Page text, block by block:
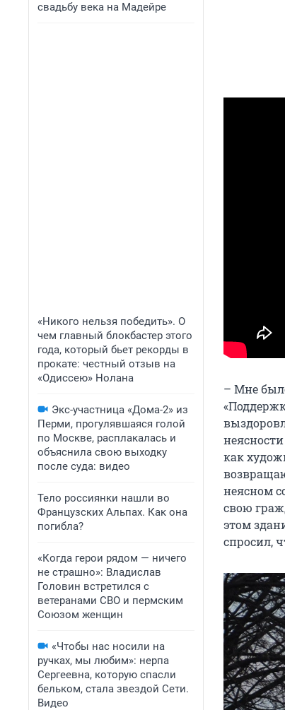
свадьбу века на Мадейре
«Никого нельзя победить». О
чем главный блокбастер этого
года, который бьет рекорды в
прокате: честный отзыв на
«Одиссею» Нолана
Экс-участница «Дома-2» из
Перми, прогулявшаяся голой
по Москве, расплакалась и
объяснила свою выходку
после суда: видео
Тело россиянки нашли во
Французских Альпах. Как она
погибла?
«Когда герои рядом — ничего
не страшно»: Владислав
Головин встретился с
ветеранами СВО и пермским
Союзом женщин
«Чтобы нас носили на
ручках, мы любим»: нерпа
Сергеевна, которую спасли
бельком, стала звездой Сети.
Видео
– Мне
как
неясном
свою
этом
спросил,